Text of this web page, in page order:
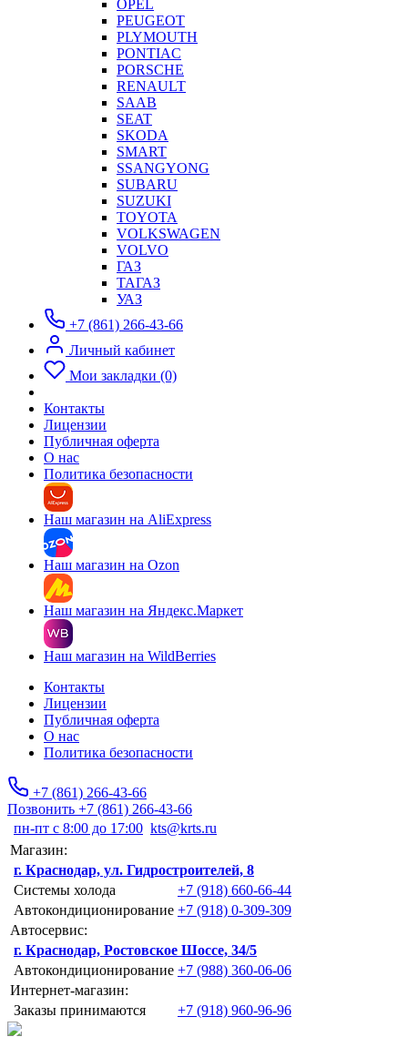
OPEL
PEUGEOT
PLYMOUTH
PONTIAC
PORSCHE
RENAULT
SAAB
SEAT
SKODA
SMART
SSANGYONG
SUBARU
SUZUKI
TOYOTA
VOLKSWAGEN
VOLVO
ГАЗ
ТАГАЗ
УАЗ
+7 (861) 266-43-66
Личный кабинет
Мои закладки (0)
Контакты
Лицензии
Публичная оферта
О нас
Политика безопасности
Наш магазин на AliExpress
Наш магазин на Ozon
Наш магазин на Яндекс.Маркет
Наш магазин на WildBerries
Контакты
Лицензии
Публичная оферта
О нас
Политика безопасности
+7 (861) 266-43-66
Позвонить +7 (861) 266-43-66
пн-пт с 8:00 до 17:00 kts@krts.ru
Магазин:
г. Краснодар, ул. Гидростроителей, 8
Системы холода
+7 (918) 660-66-44
Автокондиционирование +7 (918) 0-309-309
Автосервис:
г. Краснодар, Ростовское Шоссе, 34/5
Автокондиционирование +7 (988) 360-06-06
Интернет-магазин:
Заказы принимаются
+7 (918) 960-96-96